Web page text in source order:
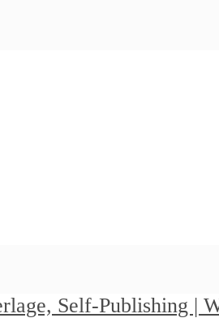
Self-Publishing |